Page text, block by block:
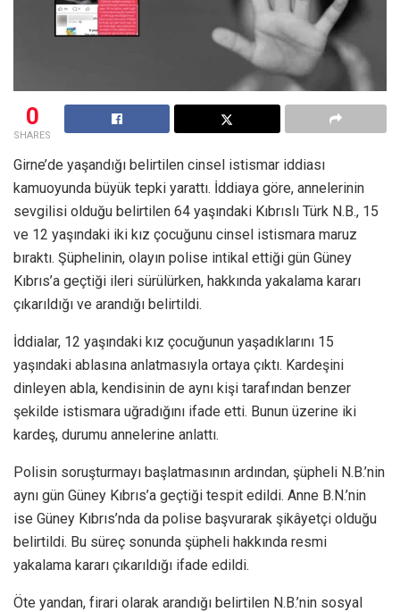
0
SHARES
Girne’de yaşandığı belirtilen cinsel istismar iddiası
kamuoyunda büyük tepki yarattı. İddiaya göre, annelerinin
sevgilisi olduğu belirtilen 64 yaşındaki Kıbrıslı Türk N.B., 15
ve 12 yaşındaki iki kız çocuğunu cinsel istismara maruz
bıraktı. Şüphelinin, olayın polise intikal ettiği gün Güney
Kıbrıs’a geçtiği ileri sürülürken, hakkında yakalama kararı
çıkarıldığı ve arandığı belirtildi.
İddialar, 12 yaşındaki kız çocuğunun yaşadıklarını 15
yaşındaki ablasına anlatmasıyla ortaya çıktı. Kardeşini
dinleyen abla, kendisinin de aynı kişi tarafından benzer
şekilde istismara uğradığını ifade etti. Bunun üzerine iki
kardeş, durumu annelerine anlattı.
Polisin soruşturmayı başlatmasının ardından, şüpheli N.B.’nin
aynı gün Güney Kıbrıs’a geçtiği tespit edildi. Anne B.N.’nin
ise Güney Kıbrıs’nda da polise başvurarak şikâyetçi olduğu
belirtildi. Bu süreç sonunda şüpheli hakkında resmi
yakalama kararı çıkarıldığı ifade edildi.
Öte yandan, firari olarak arandığı belirtilen N.B.’nin sosyal